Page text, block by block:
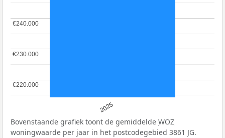
2025
€220.000
€220.000
€230.000
€230.000
€240.000
€240.000
Bovenstaande grafiek toont de gemiddelde WOZ
woningwaarde per jaar in het postcodegebied 3861 JG.